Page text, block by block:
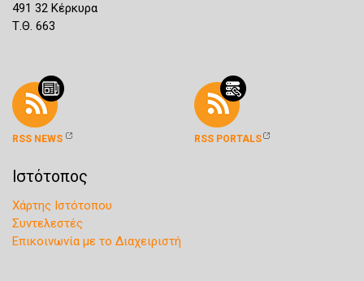
491 32 Κέρκυρα
Τ.Θ. 663
RSS NEWS RSS PORTALS
Ιστότοπος
Χάρτης Ιστότοπου
Συντελεστές
Επικοινωνία με το Διαχειριστή